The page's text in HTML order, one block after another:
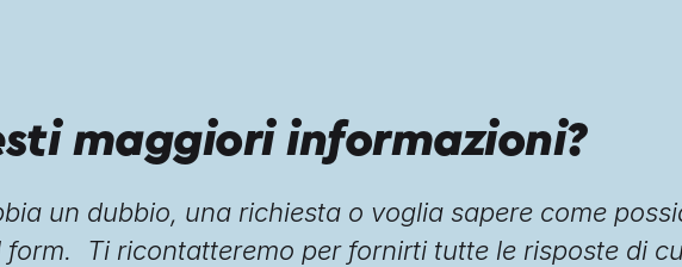
maggiori informazioni?
un dubbio, una richiesta o voglia sapere come
form. Ti ricontatteremo per fornirti tutte le risposte di